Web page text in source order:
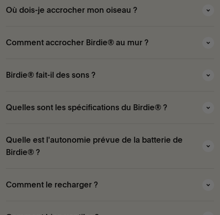
Où dois-je accrocher mon oiseau ?
Comment accrocher Birdie® au mur ?
Birdie® fait-il des sons ?
Quelles sont les spécifications du Birdie® ?
Quelle est l'autonomie prévue de la batterie de
Birdie® ?
Comment le recharger ?